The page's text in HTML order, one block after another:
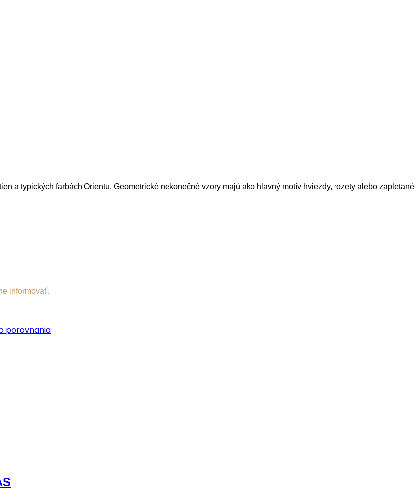
a typických farbách Orientu. Geometrické nekonečné vzory majú ako hlavný motív hviezdy, rozety alebo zapletané
informovať.
porovnania